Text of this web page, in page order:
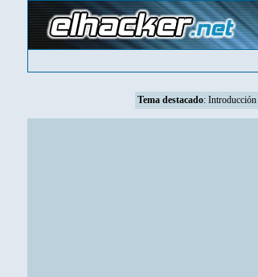
Tema destacado: Introducción